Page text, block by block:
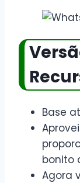
Base
bonito
Agora